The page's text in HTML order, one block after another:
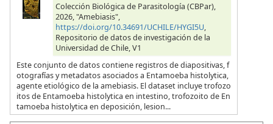
Colección Biológica de Parasitología (CBPar),
2026, "Amebiasis",
https://doi.org/10.34691/UCHILE/HYGI5U,
Repositorio de datos de investigación de la
Universidad de Chile, V1
Este conjunto de datos contiene registros de diapositivas, f
otografías y metadatos asociados a Entamoeba histolytica,
agente etiológico de la amebiasis. El dataset incluye trofozo
itos de Entamoeba histolytica en intestino, trofozoito de En
tamoeba histolytica en deposición, lesion...